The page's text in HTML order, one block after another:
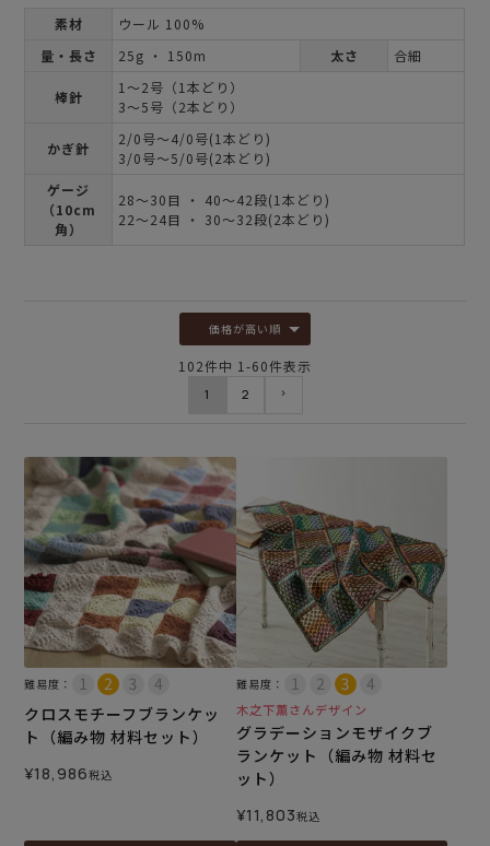
素材
ウール 100%
量・長さ
25g ・ 150m 太さ 合細
棒針
1～2号（1本どり）
3～5号（2本どり）
かぎ針
2/0号～4/0号(1本どり)
3/0号～5/0号(2本どり)
ゲージ
（10cm
角）
28～30目 ・ 40～42段(1本どり)
22～24目 ・ 30～32段(2本どり)
価格が高い順
102件中 1 -60件表示
1 2
難易度：
クロスモチーフブランケッ
ト（編み物 材料セット）
¥18,986税込
難易度：
木之下薫さんデザイン
グラデーションモザイクブ
ランケット（編み物 材料セ
ット）
¥11,803税込